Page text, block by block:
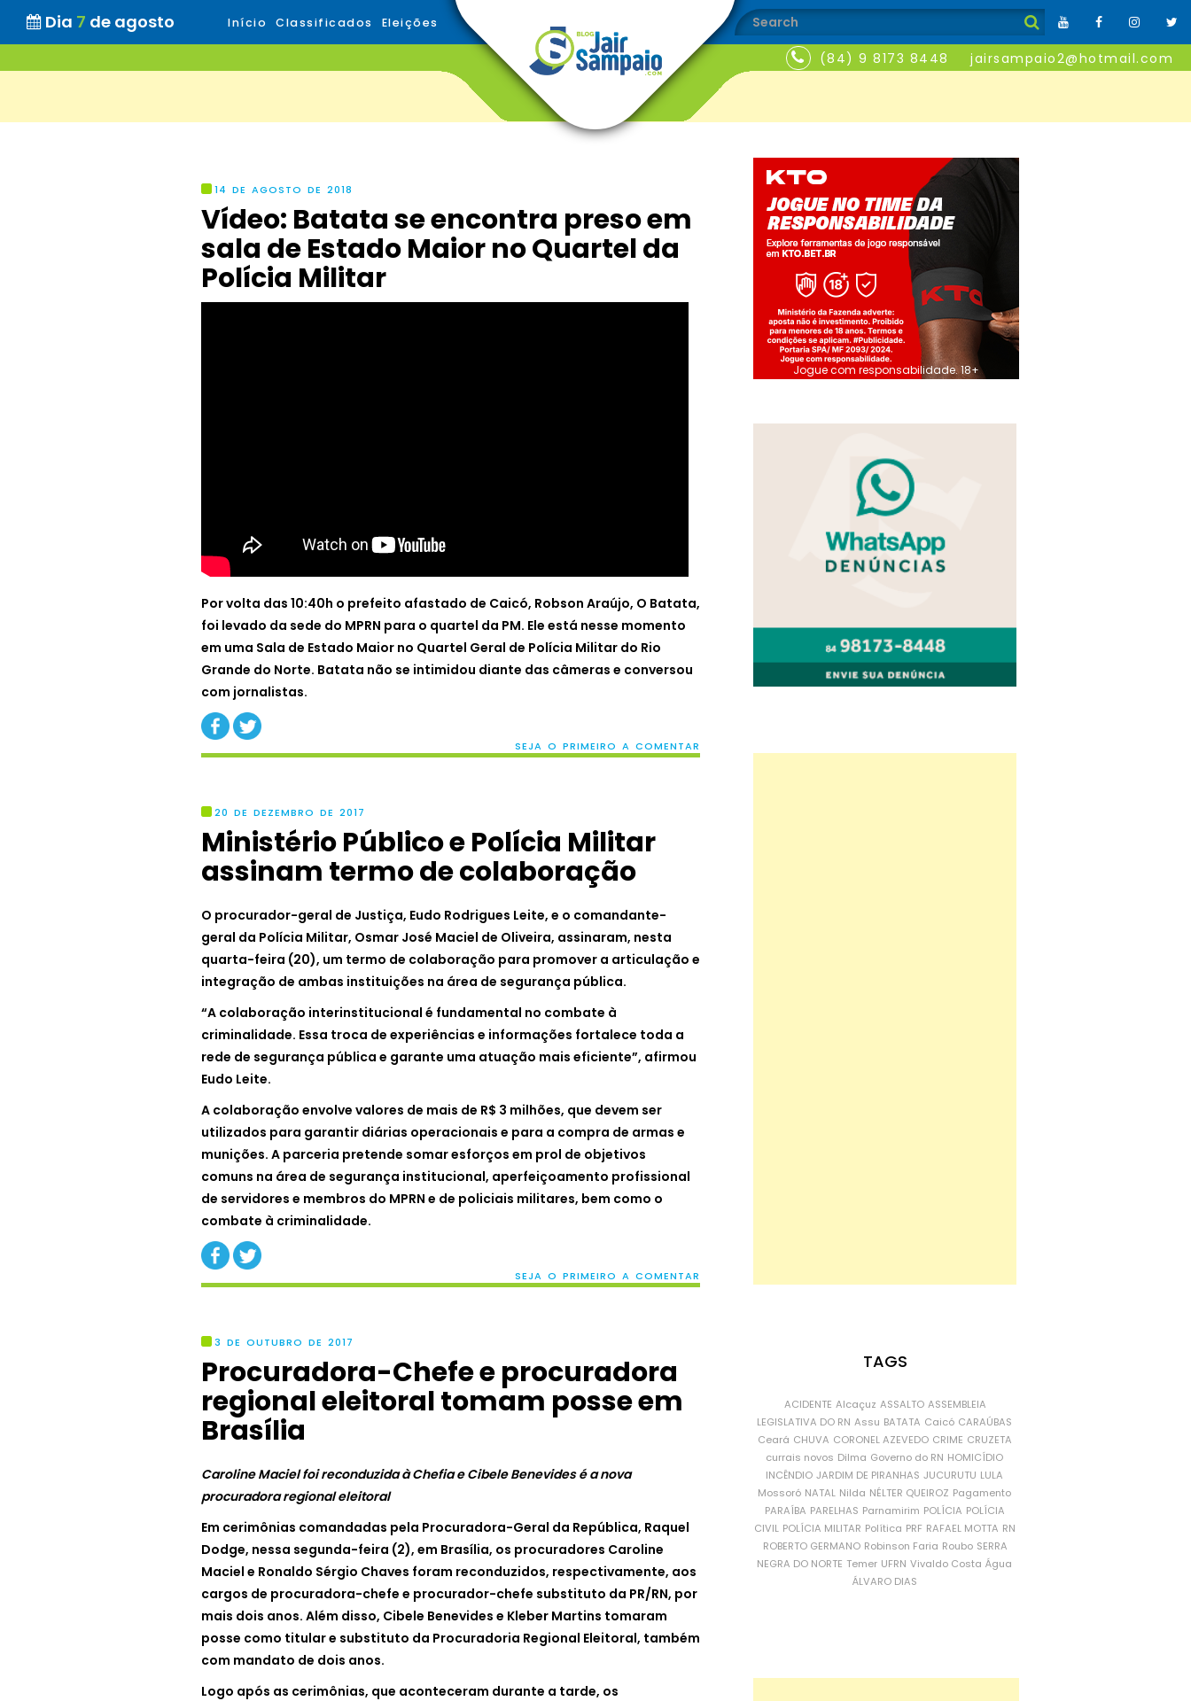
Dia 7 de agosto Início Classificados Eleições
(84) 9 8173 8448 jairsampaio2@hotmail.com
14 DE AGOSTO DE 2018
Vídeo: Batata se encontra preso em
sala de Estado Maior no Quartel da
Polícia Militar
Por volta das 10:40h o prefeito afastado de Caicó, Robson Araújo, O Batata,
foi levado da sede do MPRN para o quartel da PM. Ele está nesse momento
em uma Sala de Estado Maior no Quartel Geral de Polícia Militar do Rio
Grande do Norte. Batata não se intimidou diante das câmeras e conversou
com jornalistas.
SEJA O PRIMEIRO A COMENTAR
20 DE DEZEMBRO DE 2017
Ministério Público e Polícia Militar
assinam termo de colaboração
O procurador-geral de Justiça, Eudo Rodrigues Leite, e o comandante-
geral da Polícia Militar, Osmar José Maciel de Oliveira, assinaram, nesta
quarta-feira (20), um termo de colaboração para promover a articulação e
integração de ambas instituições na área de segurança pública.
“A colaboração interinstitucional é fundamental no combate à
criminalidade. Essa troca de experiências e informações fortalece toda a
rede de segurança pública e garante uma atuação mais eficiente”, afirmou
Eudo Leite.
A colaboração envolve valores de mais de R$ 3 milhões, que devem ser
utilizados para garantir diárias operacionais e para a compra de armas e
munições. A parceria pretende somar esforços em prol de objetivos
comuns na área de segurança institucional, aperfeiçoamento profissional
de servidores e membros do MPRN e de policiais militares, bem como o
combate à criminalidade.
SEJA O PRIMEIRO A COMENTAR
3 DE OUTUBRO DE 2017
Procuradora-Chefe e procuradora
regional eleitoral tomam posse em
Brasília
Caroline Maciel foi reconduzida à Chefia e Cibele Benevides é a nova
procuradora regional eleitoral
Em cerimônias comandadas pela Procuradora-Geral da República, Raquel
Dodge, nessa segunda-feira (2), em Brasília, os procuradores Caroline
Maciel e Ronaldo Sérgio Chaves foram reconduzidos, respectivamente, aos
cargos de procuradora-chefe e procurador-chefe substituto da PR/RN, por
mais dois anos. Além disso, Cibele Benevides e Kleber Martins tomaram
posse como titular e substituto da Procuradoria Regional Eleitoral, também
com mandato de dois anos.
Logo após as cerimônias, que aconteceram durante a tarde, os
Jogue com responsabilidade. 18+
TAGS
ACIDENTE Alcaçuz ASSALTO ASSEMBLEIA
LEGISLATIVA DO RN Assu BATATA Caicó CARAÚBAS
Ceará CHUVA CORONEL AZEVEDO CRIME CRUZETA
currais novos Dilma Governo do RN HOMICÍDIO
INCÊNDIO JARDIM DE PIRANHAS JUCURUTU LULA
Mossoró NATAL Nilda NÉLTER QUEIROZ Pagamento
PARAÍBA PARELHAS Parnamirim POLÍCIA POLÍCIA
CIVIL POLÍCIA MILITAR Política PRF RAFAEL MOTTA RN
ROBERTO GERMANO Robinson Faria Roubo SERRA
NEGRA DO NORTE Temer UFRN Vivaldo Costa Água
ÁLVARO DIAS